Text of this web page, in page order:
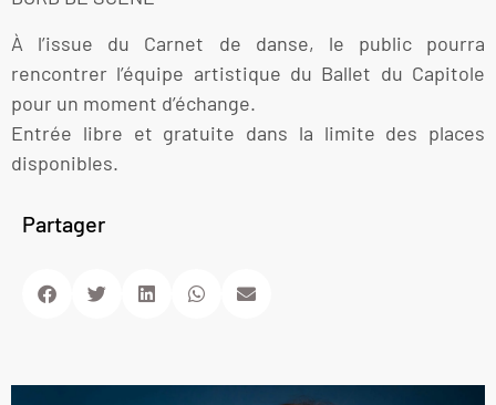
À l’issue du Carnet de danse, le public pourra
rencontrer l’équipe artistique du Ballet du Capitole
pour un moment d’échange.
Entrée libre et gratuite dans la limite des places
disponibles.
Partager